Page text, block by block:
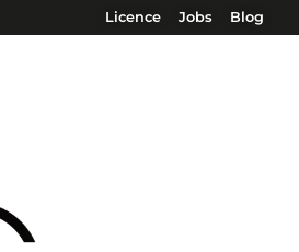
Licence Jobs Blog